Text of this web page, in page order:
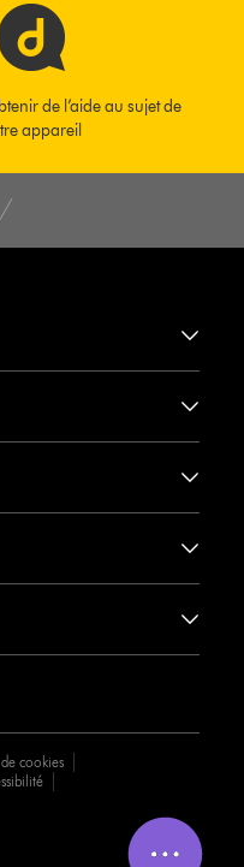
de l’aide au sujet de
appareil
cookies